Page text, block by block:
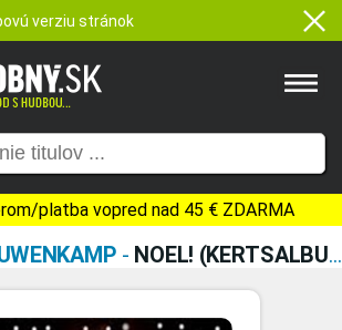
verziu stránok
platba vopred nad 45 € ZDARMA
- NOEL! (KERTSALBUM)